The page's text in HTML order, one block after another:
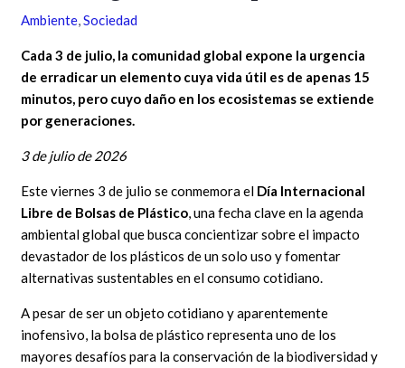
Ambiente,Sociedad
Cada 3 de julio, la comunidad global expone la urgencia
de erradicar un elemento cuya vida útil es de apenas 15
minutos, pero cuyo daño en los ecosistemas se extiende
por generaciones.
3 de julio de 2026
Este viernes 3 de julio se conmemora el Día Internacional
Libre de Bolsas de Plástico, una fecha clave en la agenda
ambiental global que busca concientizar sobre el impacto
devastador de los plásticos de un solo uso y fomentar
alternativas sustentables en el consumo cotidiano.
A pesar de ser un objeto cotidiano y aparentemente
inofensivo, la bolsa de plástico representa uno de los
mayores desafíos para la conservación de la biodiversidad y